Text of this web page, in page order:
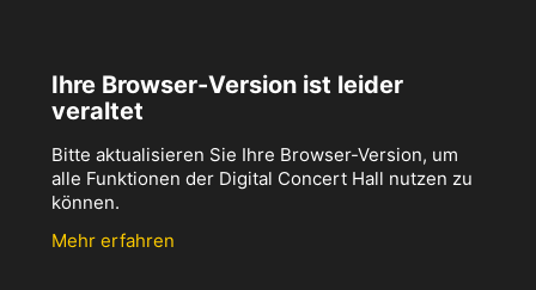
Ihre Browser-Version ist leider
veraltet
Bitte aktualisieren Sie Ihre Browser-Version, um
alle Funktionen der Digital Concert Hall nutzen zu
können.
Mehr erfahren